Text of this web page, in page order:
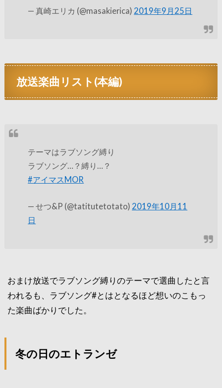
— 真崎エリカ (@masakierica) 2019年9月25日
放送楽曲リスト(本編)
テーマはラブソング縛り
ラブソング…？縛り…？
#アイマスMOR
— せつ&P (@tatitutetotato) 2019年10月11
日
おまけ放送でラブソング縛りのテーマで選曲したと言
われるも、ラブソング#とはとなるほど想いのこもっ
た楽曲ばかりでした。
冬の日のエトランゼ